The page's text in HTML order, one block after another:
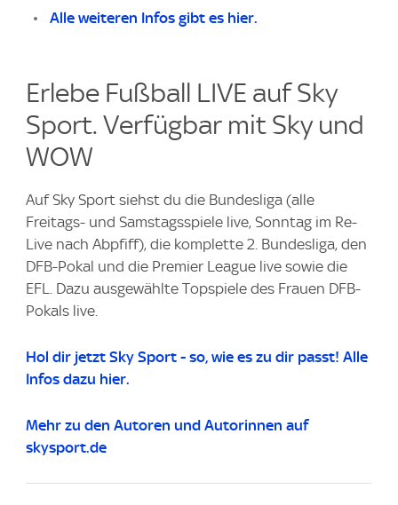
Alle weiteren Infos gibt es hier.
Erlebe Fußball LIVE auf Sky
Sport. Verfügbar mit Sky und
WOW
Auf Sky Sport siehst du die Bundesliga (alle
Freitags- und Samstagsspiele live, Sonntag im Re-
Live nach Abpfiff), die komplette 2. Bundesliga, den
DFB-Pokal und die Premier League live sowie die
EFL. Dazu ausgewählte Topspiele des Frauen DFB-
Pokals live.
Hol dir jetzt Sky Sport - so, wie es zu dir passt! Alle
Infos dazu hier.
Mehr zu den Autoren und Autorinnen auf
skysport.de